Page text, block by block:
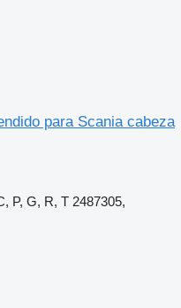
para Scania cabeza
P, G, R, T 2487305,